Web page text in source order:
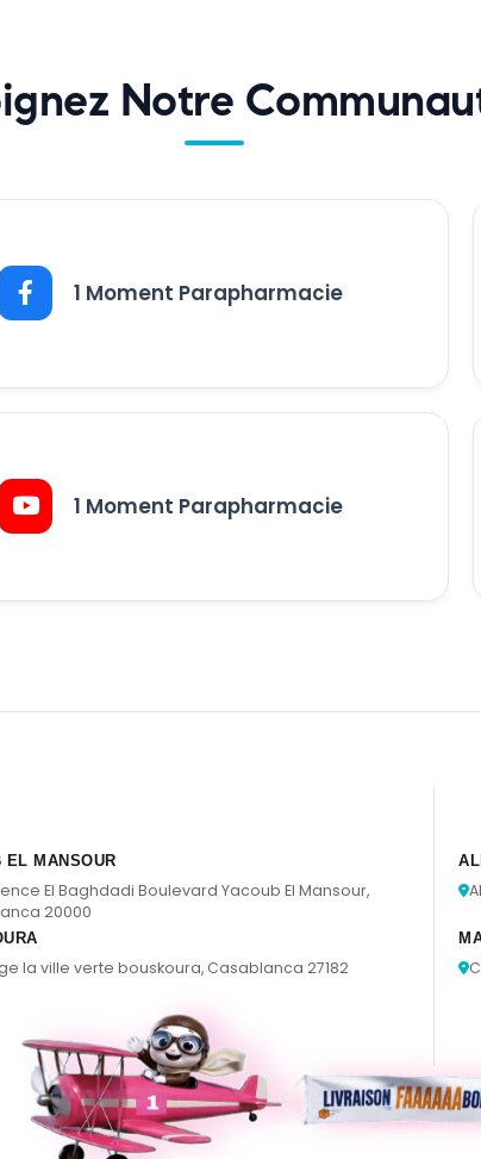
Notre
1 Moment Parapharmacie
1 Moment Parapharmacie
EL MANSOUR
El Baghdadi Boulevard Yacoub El Mansour,
20000
la ville verte bouskoura, Casablanca 27182